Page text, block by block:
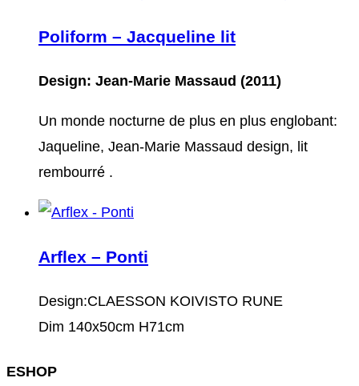
Poliform – Jacqueline lit
Design: Jean-Marie Massaud (2011)
Un monde nocturne de plus en plus englobant:
Jaqueline, Jean-Marie Massaud design, lit
rembourré .
Arflex – Ponti
Design:CLAESSON KOIVISTO RUNE
Dim 140x50cm H71cm
ESHOP